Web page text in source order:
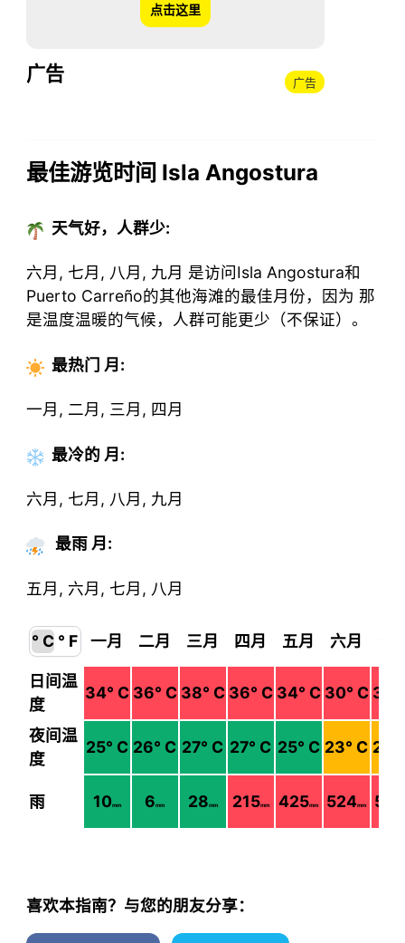
点击这里
广告 广告
最佳游览时间 Isla Angostura
天气好，人群少:
六月, 七月, 八月, 九月 是访问Isla Angostura和
Puerto Carreño的其他海滩的最佳月份，因为 那
是温度温暖的气候，人群可能更少（不保证）。
最热门 月:
一月, 二月, 三月, 四月
最冷的 月:
六月, 七月, 八月, 九月
最雨 月:
五月, 六月, 七月, 八月
° C ° F 一月 二月 三月 四月 五月 六月
日间温
度
34° C 36° C 38° C 36° C 34° C 30° C 30
夜间温
度
25° C 26° C 27° C 27° C 25° C 23° C 23
雨 10mm 6mm 28mm 215mm 425mm 524mm 530
喜欢本指南？与您的朋友分享：